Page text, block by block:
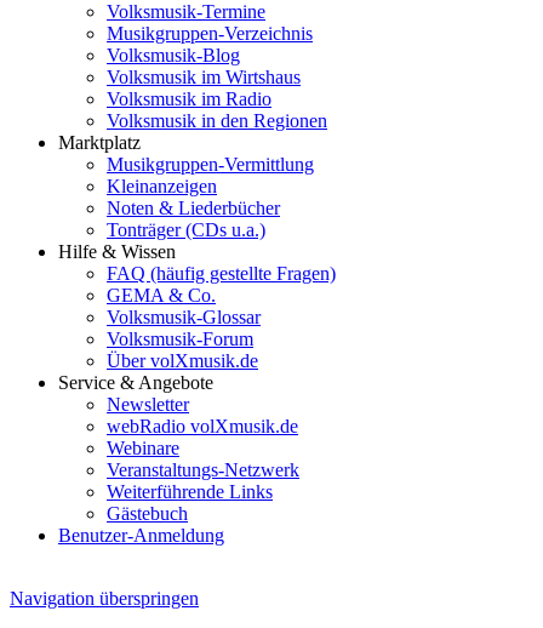
Volksmusik-Termine
Musikgruppen-Verzeichnis
Volksmusik-Blog
Volksmusik im Wirtshaus
Volksmusik im Radio
Volksmusik in den Regionen
Marktplatz
Musikgruppen-Vermittlung
Kleinanzeigen
Noten & Liederbücher
Tonträger (CDs u.a.)
Hilfe & Wissen
FAQ (häufig gestellte Fragen)
GEMA & Co.
Volksmusik-Glossar
Volksmusik-Forum
Über volXmusik.de
Service & Angebote
Newsletter
webRadio volXmusik.de
Webinare
Veranstaltungs-Netzwerk
Weiterführende Links
Gästebuch
Benutzer-Anmeldung
Navigation überspringen